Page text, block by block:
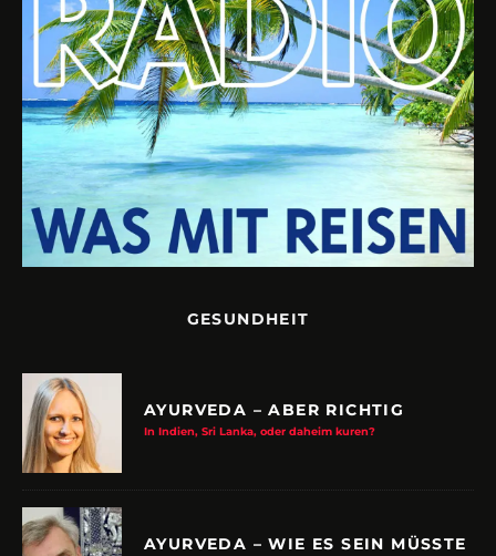
GESUNDHEIT
AYURVEDA – ABER RICHTIG
In Indien, Sri Lanka, oder daheim kuren?
AYURVEDA – WIE ES SEIN MÜSSTE